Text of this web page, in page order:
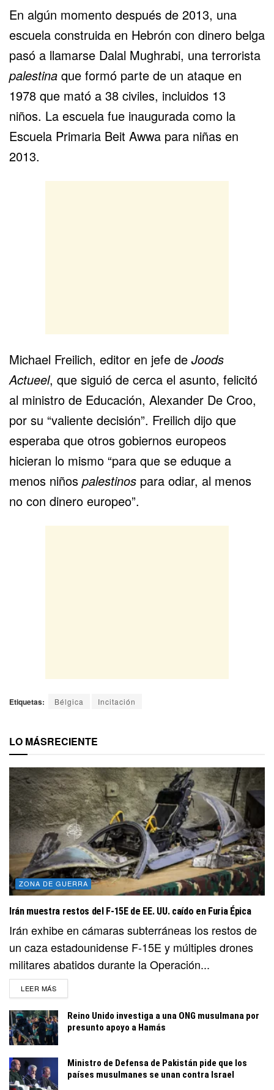
En algún momento después de 2013, una
escuela construida en Hebrón con dinero belga
pasó a llamarse Dalal Mughrabi, una terrorista
palestina que formó parte de un ataque en
1978 que mató a 38 civiles, incluidos 13
niños. La escuela fue inaugurada como la
Escuela Primaria Beit Awwa para niñas en
2013.
Michael Freilich, editor en jefe de Joods
Actueel, que siguió de cerca el asunto, felicitó
al ministro de Educación, Alexander De Croo,
por su “valiente decisión”. Freilich dijo que
esperaba que otros gobiernos europeos
hicieran lo mismo “para que se eduque a
menos niños palestinos para odiar, al menos
no con dinero europeo”.
Etiquetas: Bélgica Incitación
LO MÁSRECIENTE
ZONA DE GUERRA
Irán muestra restos del F-15E de EE. UU. caído en Furia Épica
Irán exhibe en cámaras subterráneas los restos de
un caza estadounidense F-15E y múltiples drones
militares abatidos durante la Operación...
LEER MÁSDETAILS
Reino Unido investiga a una ONG musulmana por
presunto apoyo a Hamás
Ministro de Defensa de Pakistán pide que los
países musulmanes se unan contra Israel